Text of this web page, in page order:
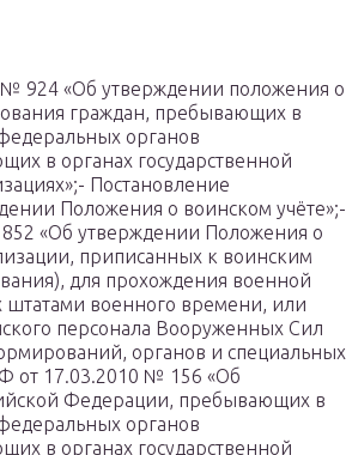
924 «Об утверждении положения о
граждан, пребывающих в
органов
в органах государственной
Постановление
Положения о воинском учёте»;-
«Об утверждении Положения о
приписанных к воинским
для прохождения военной
штатами военного времени, или
персонала Вооруженных Сил
органов и специальных
от 17.03.2010 № 156 «Об
Федерации, пребывающих в
органов
в органах государственной